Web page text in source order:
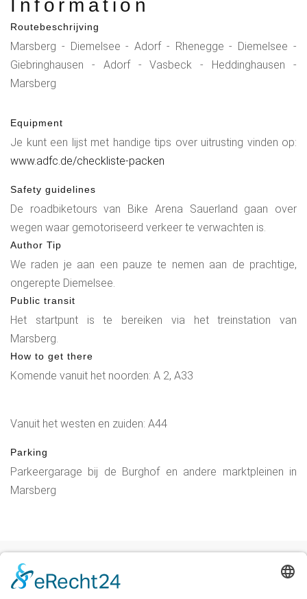
Information
Routebeschrijving
Marsberg - Diemelsee - Adorf - Rhenegge - Diemelsee -
Giebringhausen - Adorf - Vasbeck - Heddinghausen -
Marsberg
Equipment
Je kunt een lijst met handige tips over uitrusting vinden op:
www.adfc.de/checkliste-packen
Safety guidelines
De roadbiketours van Bike Arena Sauerland gaan over
wegen waar gemotoriseerd verkeer te verwachten is.
Author Tip
We raden je aan een pauze te nemen aan de prachtige,
ongerepte Diemelsee.
Public transit
Het startpunt is te bereiken via het treinstation van
Marsberg.
How to get there
Komende vanuit het noorden: A 2, A33
Vanuit het westen en zuiden: A44
Parking
Parkeergarage bij de Burghof en andere marktpleinen in
Marsberg